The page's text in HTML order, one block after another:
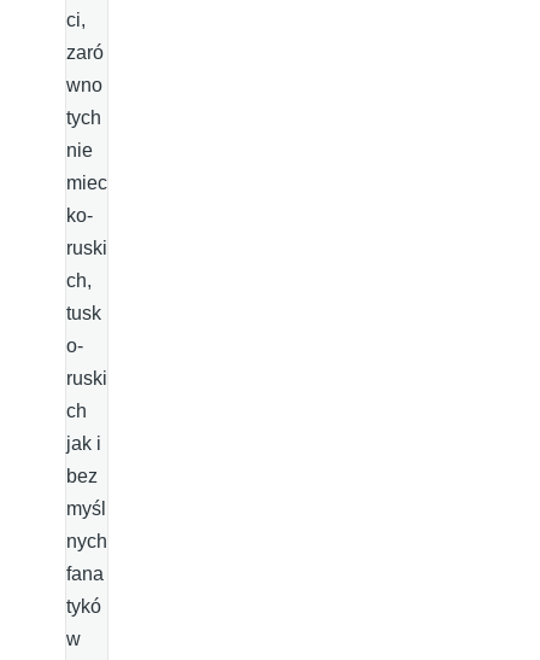
ci,
zaró
wno
tych
nie
miec
ko-
ruski
ch,
tusk
o-
ruski
ch
jak i
bez
myśl
nych
fana
tykó
w